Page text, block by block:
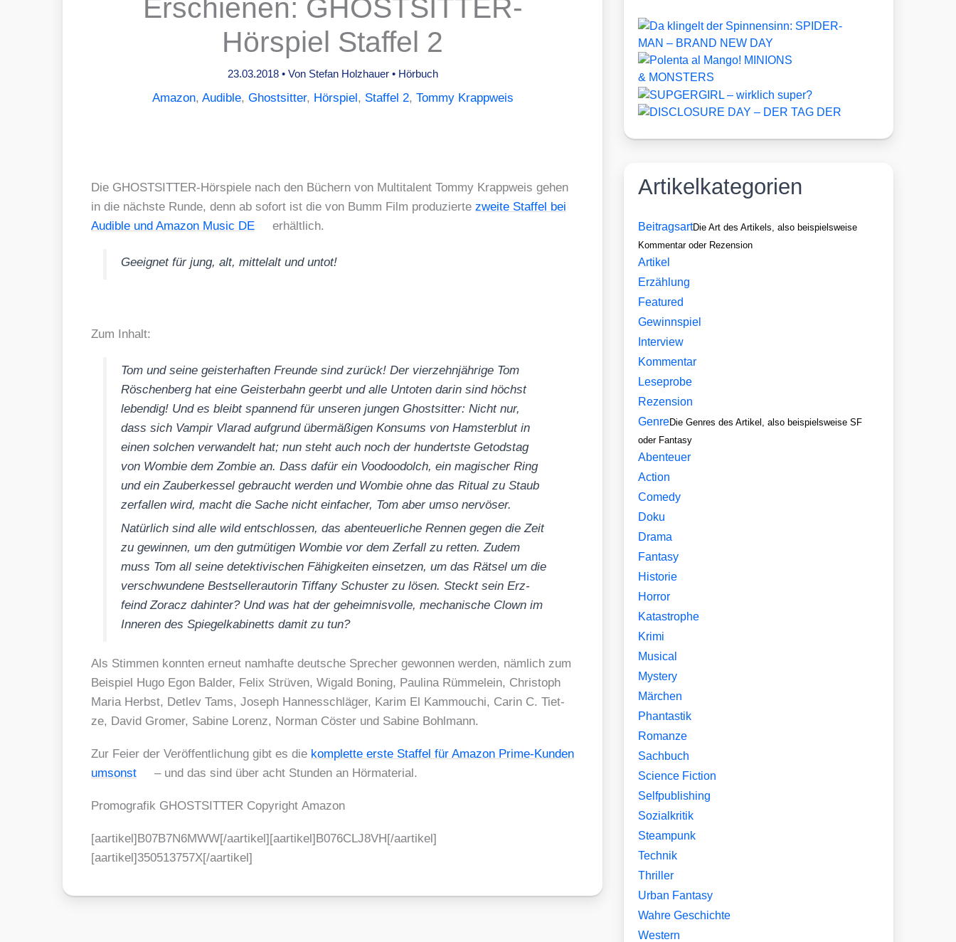
Erschienen: GHOSTSITTER-
Hörspiel Staffel 2
23.03.2018 • Von Stefan Holzhauer • Hörbuch
Amazon, Audible, Ghostsitter, Hörspiel, Staffel 2, Tommy Krappweis
Die GHOST­SIT­TER-Hör­spie­le nach den Büchern von Mul­ti­ta­lent Tom­my Krapp­weis gehen
in die nächs­te Run­de, denn ab sofort ist die von Bumm Film pro­du­zier­te zwei­te Staf­fel bei
Audi­ble und Ama­zon Music DE
erhält­lich.
Geeig­net für jung, alt, mit­tel­alt und untot!
Zum Inhalt:
Tom und sei­ne geis­ter­haf­ten Freun­de sind zurück! Der vier­zehn­jäh­ri­ge Tom
Rös­chen­berg hat eine Geis­ter­bahn geerbt und alle Unto­ten dar­in sind höchst
leben­dig! Und es bleibt span­nend für unse­ren jun­gen Ghost­sit­ter: Nicht nur,
dass sich Vam­pir Vla­rad auf­grund über­mä­ßi­gen Kon­sums von Hams­ter­blut in
einen sol­chen ver­wan­delt hat; nun steht auch noch der hun­derts­te Getods­tag
von Wom­bie dem Zom­bie an. Dass dafür ein Voo­doo­dolch, ein magi­scher Ring
und ein Zau­ber­kes­sel gebraucht wer­den und Wom­bie ohne das Ritu­al zu Staub
zer­fal­len wird, macht die Sache nicht ein­fa­cher, Tom aber umso ner­vö­ser.
Natür­lich sind alle wild ent­schlos­sen, das aben­teu­er­li­che Ren­nen gegen die Zeit
zu gewin­nen, um den gut­mü­ti­gen Wom­bie vor dem Zer­fall zu ret­ten. Zudem
muss Tom all sei­ne detek­ti­vi­schen Fähig­kei­ten ein­set­zen, um das Rät­sel um die
ver­schwun­de­ne Best­sel­ler­au­torin Tif­fa­ny Schus­ter zu lösen. Steckt sein Erz­
feind Zoracz dahin­ter? Und was hat der geheim­nis­vol­le, mecha­ni­sche Clown im
Inne­ren des Spie­gel­ka­bi­netts damit zu tun?
Als Stim­men konn­ten erneut nam­haf­te deut­sche Spre­cher gewon­nen wer­den, näm­lich zum
Bei­spiel Hugo Egon Bal­der, Felix Strü­ven, Wigald Boning, Pau­li­na Rüm­mel­ein, Chris­toph
Maria Herbst, Det­lev Tams, Joseph Han­nes­schlä­ger, Karim El Kamm­ou­chi, Carin C. Tiet­
ze, David Gro­mer, Sabi­ne Lorenz, Nor­man Cös­ter und Sabi­ne Bohl­mann.
Zur Fei­er der Ver­öf­fent­li­chung gibt es die kom­plet­te ers­te Staf­fel für Ama­zon Prime-Kun­den
umsonst
– und das sind über acht Stun­den an Hör­ma­te­ri­al.
Pro­mo­gra­fik GHOSTSITTER Copy­right Ama­zon
[aartikel]B07B7N6MWW[/aartikel][aartikel]B076CLJ8VH[/aartikel]
[aartikel]350513757X[/aartikel]
Artikelkategorien
BeitragsartDie Art des Artikels, also beispielsweise
Kommentar oder Rezension
Artikel
Erzählung
Featured
Gewinnspiel
Interview
Kommentar
Leseprobe
Rezension
GenreDie Genres des Artikel, also beispielsweise SF
oder Fantasy
Abenteuer
Action
Comedy
Doku
Drama
Fantasy
Historie
Horror
Katastrophe
Krimi
Musical
Mystery
Märchen
Phantastik
Romanze
Sachbuch
Science Fiction
Selfpublishing
Sozialkritik
Steampunk
Technik
Thriller
Urban Fantasy
Wahre Geschichte
Western